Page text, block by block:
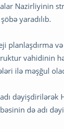
Nazirliyinin
yaradılıb.
planlaşdırma
vahidinin
ilə məşğul
dəyişdirilərək
də adı